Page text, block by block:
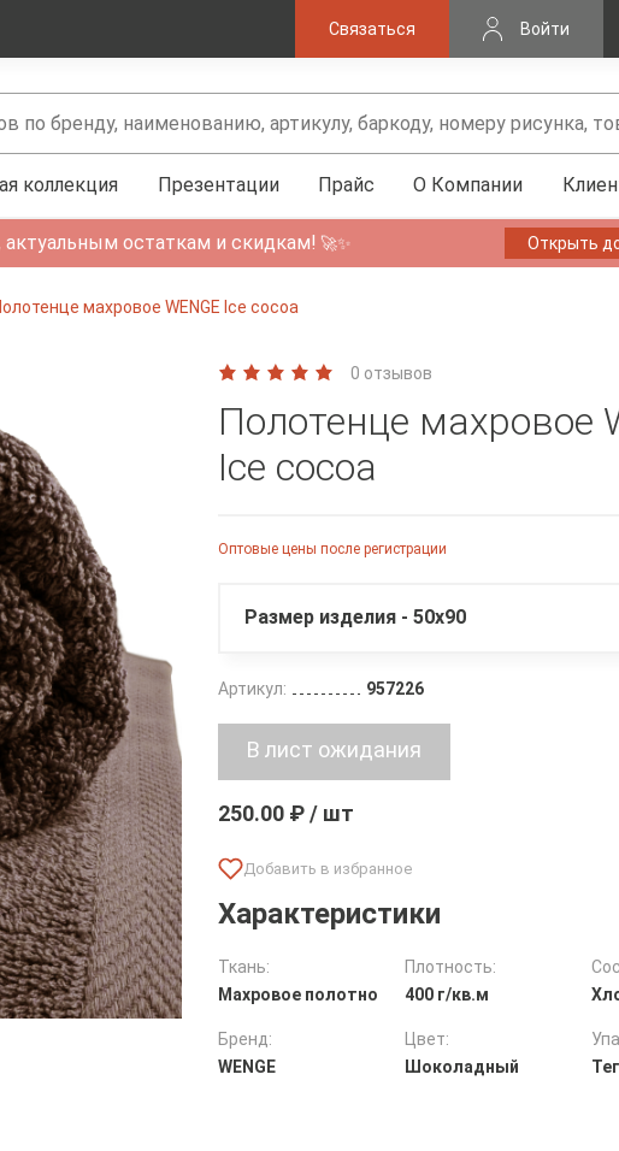
Связаться Войти
коллекция Презентации Прайс О Компании
остаткам и скидкам! 🚀✨ Открыть
махровое WENGE Ice cocoa
0 отзывов
Полотенце махровое
Ice cocoa
Оптовые цены после регистрации
Размер изделия - 50х90
Артикул: 957226
250.00 ₽ / шт
Характеристики
Ткань:
Махровое полотно
Плотность:
400 г/кв.м
Бренд:
WENGE
Цвет:
Шоколадный
Тег